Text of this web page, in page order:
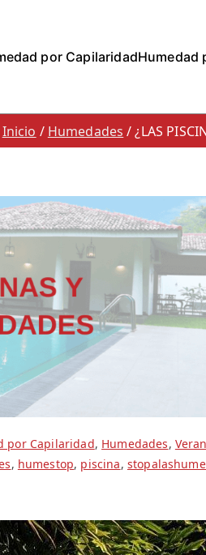
filtracion o
por CapilaridadHumedad
Inicio Humedades ¿LAS
por Capilaridad, Humedades,
, humestop, piscina,